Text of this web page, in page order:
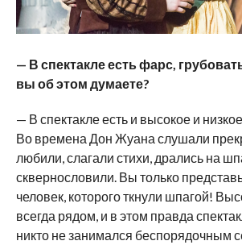
— В спектакле есть фарс,
вы об этом думаете?
— В спектакле есть и высокое и
Во времена Дон Жуана слушали
любили, слагали стихи, дрались на
сквернословили. Вы только
человек, которого ткнули шпагой!
всегда рядом, и в этом правда
никто не занимался беспорядочным